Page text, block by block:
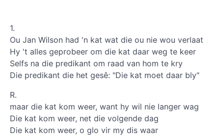
1.
Ou Jan Wilson had 'n kat wat die ou nie wou verlaat
Hy 't alles geprobeer om die kat daar weg te keer
Selfs na die predikant om raad van hom te kry
Die predikant die het gesê: "Die kat moet daar bly"
R.
maar die kat kom weer, want hy wil nie langer wag
Die kat kom weer, net die volgende dag
Die kat kom weer, o glo vir my dis waar